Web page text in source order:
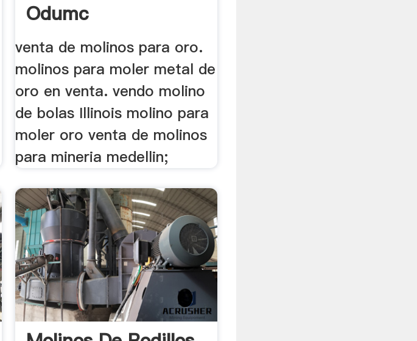
Odumc
venta de molinos para oro.
molinos para moler metal de
oro en venta. vendo molino
de bolas Illinois molino para
moler oro venta de molinos
para mineria medellin;